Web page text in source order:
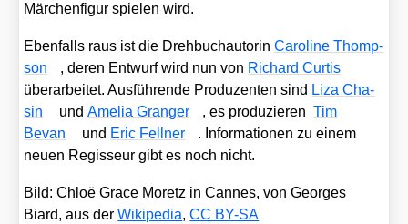
Mär­chen­fi­gur spie­len wird.
Eben­falls raus ist die Dreh­buch­au­to­rinCaro­li­ne Thomp­
son
, deren Ent­wurf wird nun von Richard Cur­tis
über­ar­bei­tet. Aus­füh­ren­de Pro­du­zen­ten sind Liza Cha­
sin
undAme­lia Gran­ger , es pro­du­zie­renTim
Bevan
und Eric Fell­ner
. Infor­ma­tio­nen zu einem
neu­en Regis­seur gibt es noch nicht.
Bild:Chloë Grace Moretz in Can­nes, von Geor­ges
Biard, aus derWiki­pe­dia,CC BY-SA